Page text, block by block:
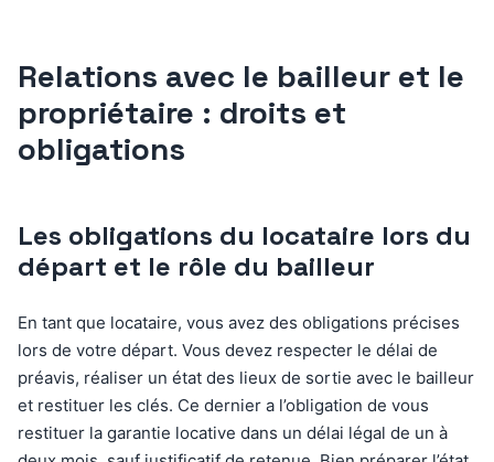
Relations avec le bailleur et le
propriétaire : droits et
obligations
Les obligations du locataire lors du
départ et le rôle du bailleur
En tant que locataire, vous avez des obligations précises
lors de votre départ. Vous devez respecter le délai de
préavis, réaliser un état des lieux de sortie avec le bailleur
et restituer les clés. Ce dernier a l’obligation de vous
restituer la garantie locative dans un délai légal de un à